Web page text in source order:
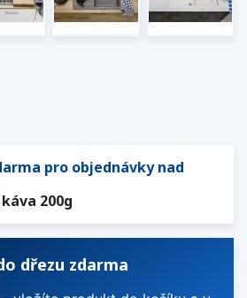
pro objednávky nad
200g
dřezu zdarma